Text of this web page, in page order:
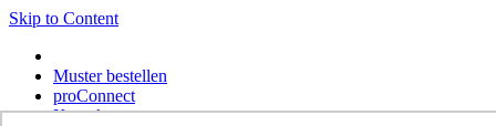
Skip to Content
Muster bestellen
proConnect
Kontakt